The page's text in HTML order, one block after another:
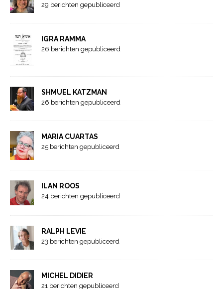
29 berichten gepubliceerd
IGRA RAMMA
26 berichten gepubliceerd
SHMUEL KATZMAN
26 berichten gepubliceerd
MARIA CUARTAS
25 berichten gepubliceerd
ILAN ROOS
24 berichten gepubliceerd
RALPH LEVIE
23 berichten gepubliceerd
MICHEL DIDIER
21 berichten gepubliceerd